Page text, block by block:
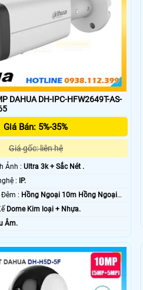
DAHUA DH-IPC-HFW2649T-AS-
Giá Bán: 5%-35%
Giá gốc: liên hệ
Ảnh :Ultra 3k + Sắc Nét .
⚛️ Camera Công nghệ :
IP.
🔦 Xem Được Ban Đêm : Hồng Ngoại 10m Hồng Ngoại
Dome Kim loại + Nhựa.
Âm.